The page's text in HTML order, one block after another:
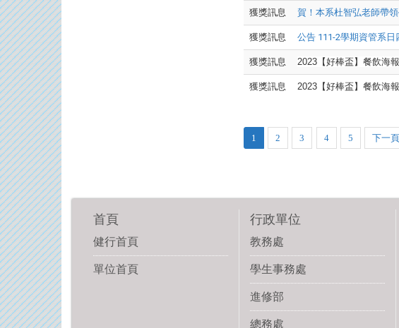
獲獎訊息 賀！本系杜智弘老師帶
獲獎訊息 公告 111-2學期資管系
獲獎訊息 2023【好棒盃】餐飲海
獲獎訊息 2023【好棒盃】餐飲海
1 2 3 4 5 下一頁
首頁
健行首頁
單位首頁
行政單位
教務處
學生事務處
進修部
總務處